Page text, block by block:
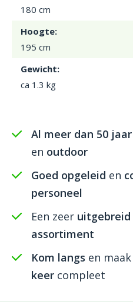
180 cm
Hoogte:
195 cm
Gewicht:
ca 1.3 kg
Al meer dan 50
en outdoor
Goed opgeleid en
personeel
Een zeer uitgebreid
assortiment
Kom langs en
keer compleet